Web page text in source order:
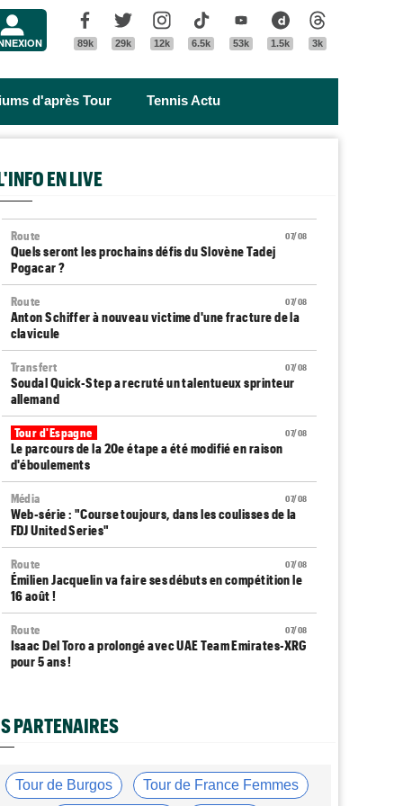
Facebook
89k
Twitter
29k
Instagram
12k
Tik Tok
6.5k
Youtube
53k
Dailymotion
1.5k 3k
d'après Tour Tennis Actu
EN LIVE
07/08
Route
Quels seront les prochains défis du Slovène Tadej
Pogacar ?
07/08
Route
Anton Schiffer à nouveau victime d'une fracture de la
clavicule
07/08
Transfert
Soudal Quick-Step a recruté un talentueux sprinteur
allemand
07/08
Tour d'Espagne
Le parcours de la 20e étape a été modifié en raison
d'éboulements
07/08
Média
Web-série : "Course toujours, dans les coulisses de la
FDJ United Series"
07/08
Route
Émilien Jacquelin va faire ses débuts en compétition le
16 août !
07/08
Route
Isaac Del Toro a prolongé avec UAE Team Emirates-XRG
pour 5 ans !
monnaie courante"
Le Mercato vélo est ouvert... toutes les dernières infos
et rumeurs
PARTENAIRES
Tour de Burgos Tour de France Femmes